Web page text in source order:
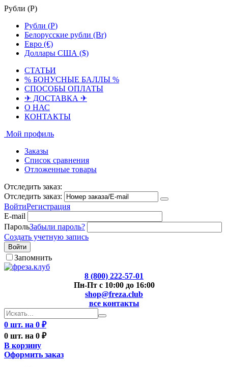
Рубли (Р)
Рубли (Р)
Белорусские рубли (Br)
Евро (€)
Доллары США ($)
СТАТЬИ
% БОНУСНЫЕ БАЛЛЫ %
СПОСОБЫ ОПЛАТЫ
✈ ДОСТАВКА ✈
О НАС
КОНТАКТЫ
Мой профиль
Заказы
Список сравнения
Отложенные товары
Отследить заказ:
Отследить заказ:
ВойтиРегистрация
E-mail
ПарольЗабыли пароль?
Создать учетную запись
Войти
Запомнить
8 (800) 222-57-01
Пн-Пт с 10:00 до 16:00
shop@freza.club
все контакты
0 шт. на 0 ₽
0 шт. на 0 ₽
В корзину
Оформить заказ